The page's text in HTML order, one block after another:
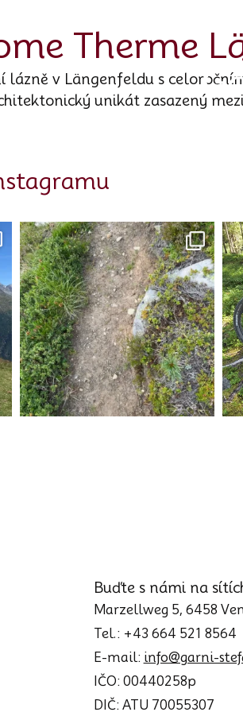
Therme
lázně v Längenfeldu s
unikát zasazený
Buďte s námi na
Marzellweg 5, 6458
Tel.: +43 664 521 8564
E-mail: info@garni-
IČO: 00440258p
DIČ: ATU 70055307